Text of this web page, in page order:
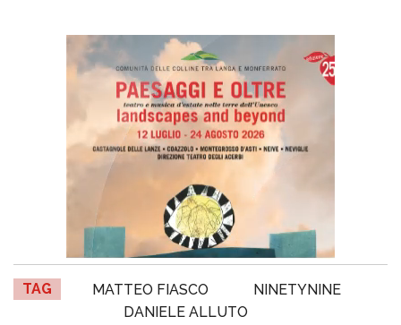
TAG MATTEO FIASCO
NINETYNINE
DANIELE ALLUTO